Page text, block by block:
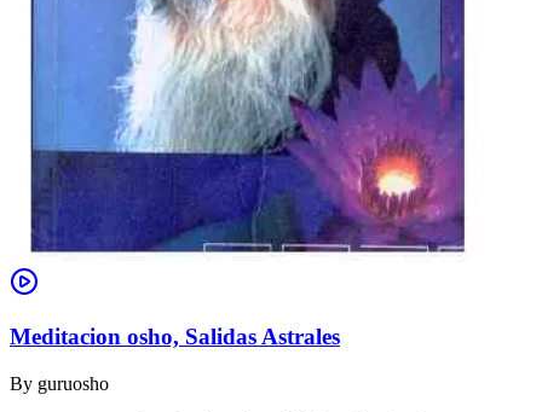
Meditacion osho, Salidas Astrales
By guruosho